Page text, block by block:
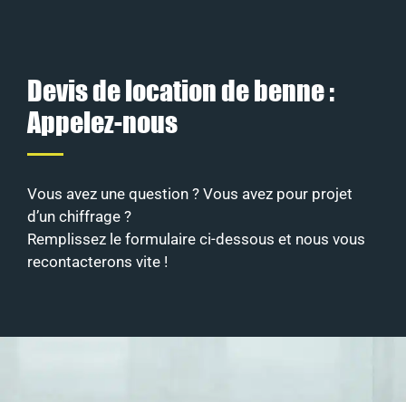
Devis de location de benne :
Appelez-nous
Vous avez une question ? Vous avez pour projet
d’un chiffrage ?
Remplissez le formulaire ci-dessous et nous vous
recontacterons vite !